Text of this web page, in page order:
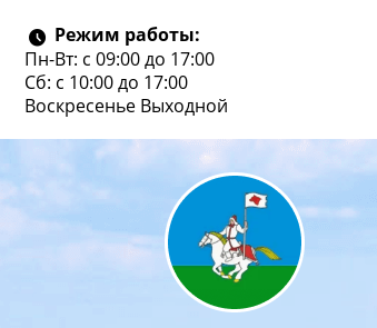
Режим работы:
Пн-Вт: с 09:00 до 17:00
Сб: с 10:00 до 17:00
Воскресенье Выходной